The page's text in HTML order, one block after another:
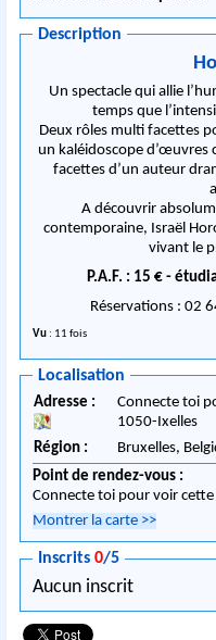
Description
Un spectacle qui allie
temps que
Deux rôles multi facettes
un kaléidoscope
facettes d’un auteur
A découvrir
contemporaine, Israël
vivant le
P.A.F. : 15 € -
Réservations : 02
Vu : 11 fois
Localisation
Adresse :
Connecte toi
1050- Ixelles
Région :
Bruxelles,
Point de rendez-vous :
Connecte toi pour voir
Montrer la carte >>
Inscrits0/5
Aucun inscrit